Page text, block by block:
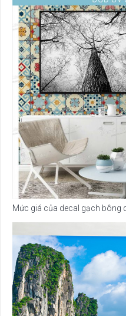
Mức giá của decal gạch bông